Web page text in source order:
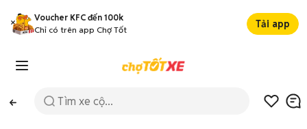
Voucher KFC đến 100k
Chỉ có trên app Chợ Tốt
Tải app